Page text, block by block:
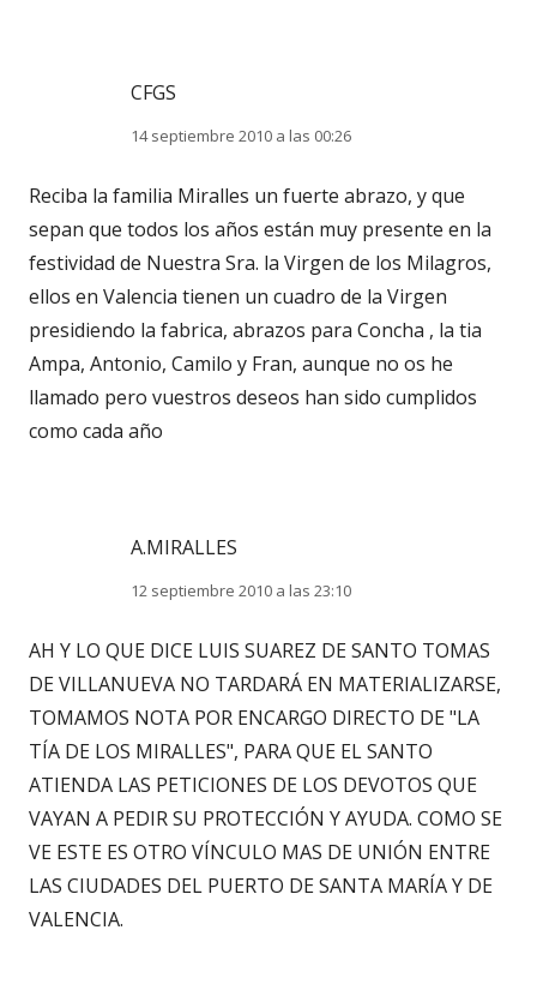
CFGS
14 septiembre 2010 a las 00:26
Reciba la familia Miralles un fuerte abrazo, y que
sepan que todos los años están muy presente en la
festividad de Nuestra Sra. la Virgen de los Milagros,
ellos en Valencia tienen un cuadro de la Virgen
presidiendo la fabrica, abrazos para Concha , la tia
Ampa, Antonio, Camilo y Fran, aunque no os he
llamado pero vuestros deseos han sido cumplidos
como cada año
A.MIRALLES
12 septiembre 2010 a las 23:10
AH Y LO QUE DICE LUIS SUAREZ DE SANTO TOMAS
DE VILLANUEVA NO TARDARÁ EN MATERIALIZARSE,
TOMAMOS NOTA POR ENCARGO DIRECTO DE "LA
TÍA DE LOS MIRALLES", PARA QUE EL SANTO
ATIENDA LAS PETICIONES DE LOS DEVOTOS QUE
VAYAN A PEDIR SU PROTECCIÓN Y AYUDA. COMO SE
VE ESTE ES OTRO VÍNCULO MAS DE UNIÓN ENTRE
LAS CIUDADES DEL PUERTO DE SANTA MARÍA Y DE
VALENCIA.